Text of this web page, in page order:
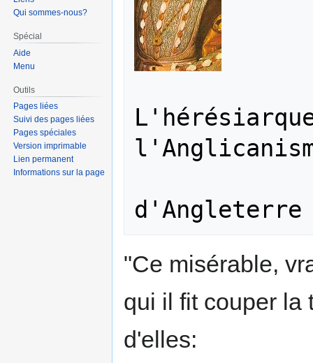
"Ce misérable,
qui il fit couper la
d'elles:
Qui sommes-nous?
Spécial
Aide
Menu
Outils
Pages liées
Suivi des pages liées
Pages spéciales
Version imprimable
Lien permanent
Informations sur la page